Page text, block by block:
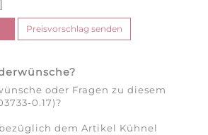
oder Fragen zu diesem
0.17)?
dem Artikel Kühnel